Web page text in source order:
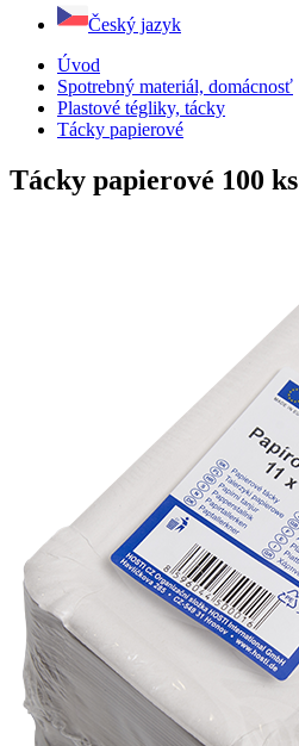
Český jazyk
Úvod
Spotrebný materiál, domácnosť
Plastové tégliky, tácky
Tácky papierové
Tácky papierové 100 ks